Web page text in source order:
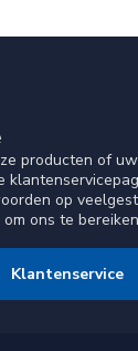
producten of
op
ons te
Klantenservice